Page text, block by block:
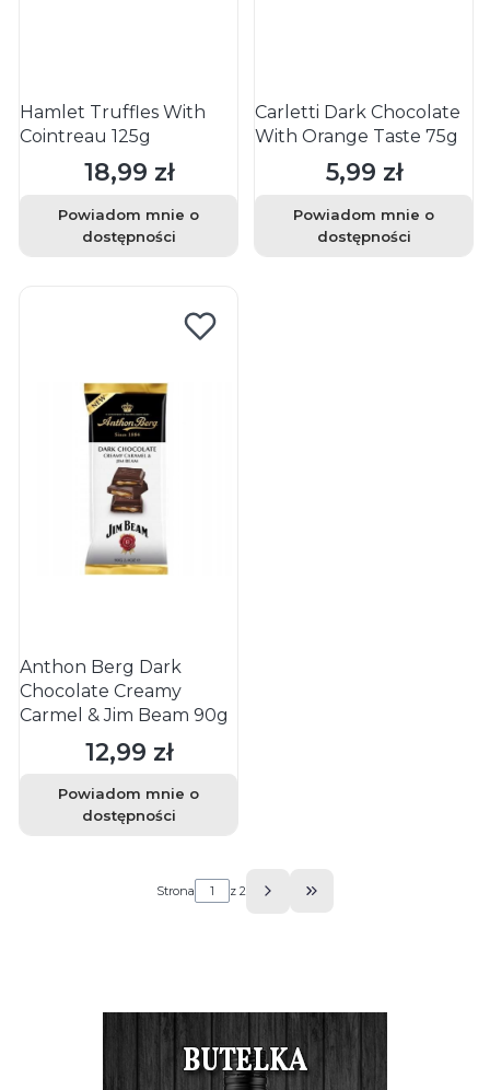
Hamlet Truffles With
Cointreau 125g
Cena
18,99 zł
Powiadom mnie o
dostępności
Carletti Dark Chocolate
With Orange Taste 75g
Cena
5,99 zł
Powiadom mnie o
dostępności
Anthon Berg Dark
Chocolate Creamy
Carmel & Jim Beam 90g
Cena
12,99 zł
Powiadom mnie o
dostępności
Strona z 2
Przejdź do ostatniej